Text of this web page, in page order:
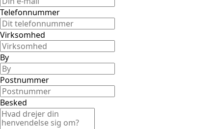
Telefonnummer
Virksomhed
By
Postnummer
Besked